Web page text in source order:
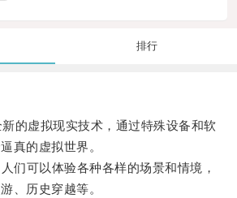
排行
虚拟现实技术，通过特殊设备和软
真的虚拟世界。
可以体验各种各样的场景和情境，
、历史穿越等。